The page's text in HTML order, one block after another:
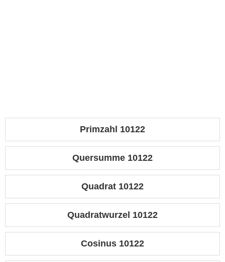
Primzahl 10122
Quersumme 10122
Quadrat 10122
Quadratwurzel 10122
Cosinus 10122